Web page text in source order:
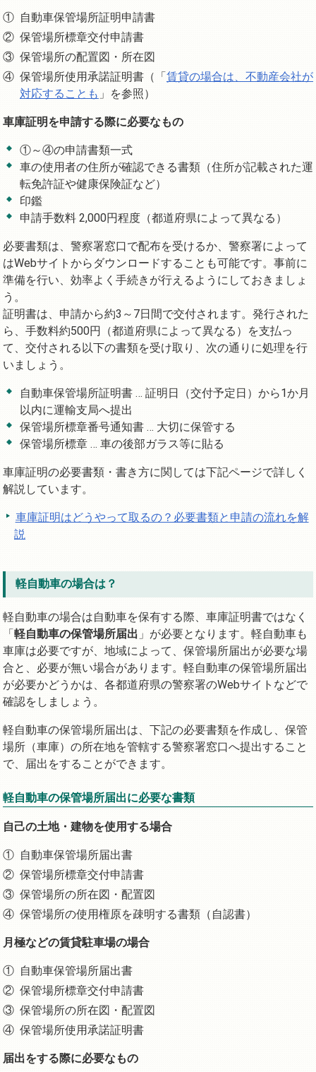
自動車保管場所証明申請書
保管場所標章交付申請書
保管場所の配置図・所在図
保管場所使用承諾証明書（「賃貸の場合は、不動産会社が
対応することも 」を参照）
車庫証明を申請する際に必要なもの
①～④の申請書類一式
車の使用者の住所が確認できる書類（住所が記載された運
転免許証や健康保険証など）
印鑑
申請手数料 2,000円程度（都道府県によって異なる）
必要書類は、警察署窓口で配布を受けるか、警察署によって
はWebサイトからダウンロードすることも可能です。事前に
準備を行い、効率よく手続きが行えるようにしておきましょ
う。
証明書は、申請から約3～7日間で交付されます。発行された
ら、手数料約500円（都道府県によって異なる）を支払っ
て、交付される以下の書類を受け取り、次の通りに処理を行
いましょう。
自動車保管場所証明書 … 証明日（交付予定日）から1か月
以内に運輸支局へ提出
保管場所標章番号通知書 … 大切に保管する
保管場所標章 … 車の後部ガラス等に貼る
車庫証明の必要書類・書き方に関しては下記ページで詳しく
解説しています。
車庫証明はどうやって取るの？必要書類と申請の流れを解
説
軽自動車の場合は？
軽自動車の場合は自動車を保有する際、車庫証明書ではなく
「軽自動車の保管場所届出 」が必要となります。軽自動車も
車庫は必要ですが、地域によって、保管場所届出が必要な場
合と、必要が無い場合があります。軽自動車の保管場所届出
が必要かどうかは、各都道府県の警察署のWebサイトなどで
確認をしましょう。
軽自動車の保管場所届出は、下記の必要書類を作成し、保管
場所（車庫）の所在地を管轄する警察署窓口へ提出すること
で、届出をすることができます。
軽自動車の保管場所届出に必要な書類
自己の土地・建物を使用する場合
自動車保管場所届出書
保管場所標章交付申請書
保管場所の所在図・配置図
保管場所の使用権原を疎明する書類（自認書）
月極などの賃貸駐車場の場合
自動車保管場所届出書
保管場所標章交付申請書
保管場所の所在図・配置図
保管場所使用承諾証明書
届出をする際に必要なもの